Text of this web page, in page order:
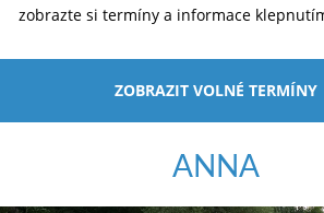
zobrazte si termíny a informace
ZOBRAZIT VOLNÉ TERMÍNY
ANNA